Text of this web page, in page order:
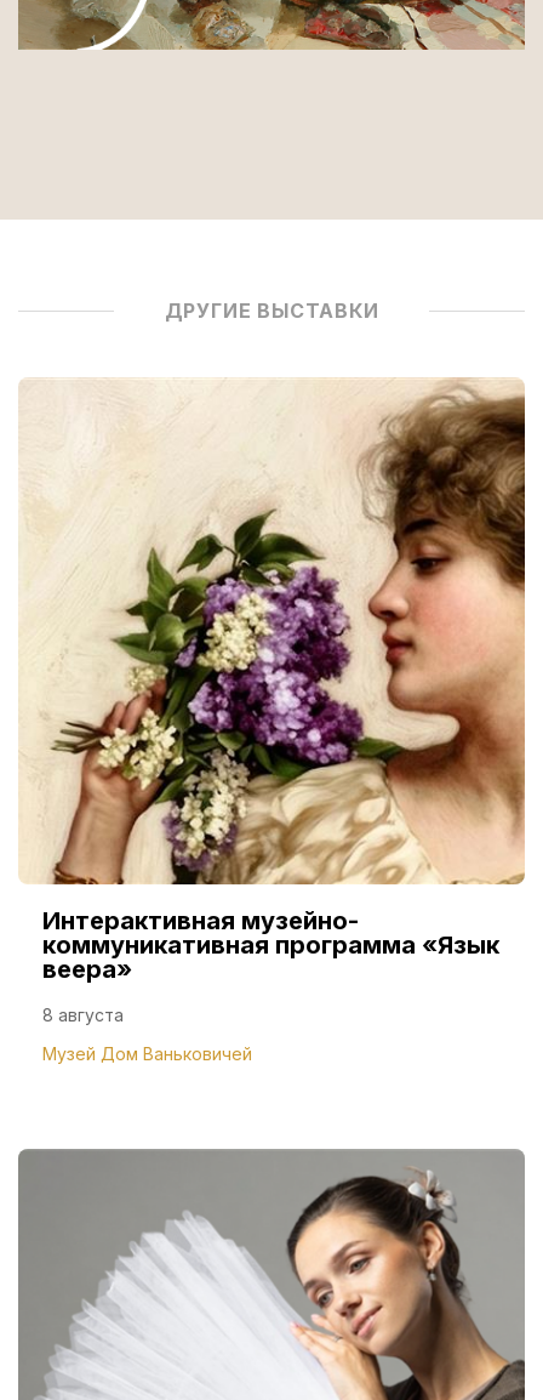
ДРУГИЕ ВЫСТАВКИ
Интерактивная музейно-
коммуникативная программа «Язык
веера»
8 августа
Музей Дом Ваньковичей